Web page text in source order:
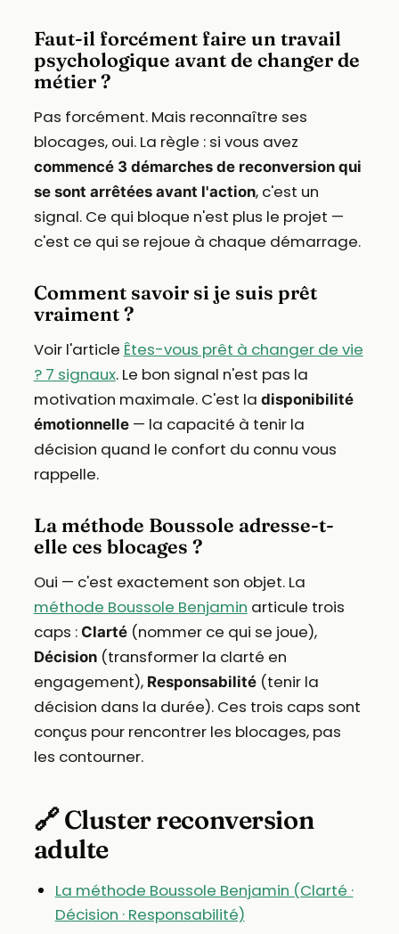
Faut-il forcément faire un travail
psychologique avant de changer de
métier ?
Pas forcément. Mais reconnaître ses
blocages, oui. La règle : si vous avez
commencé 3 démarches de reconversion qui
se sont arrêtées avant l'action, c'est un
signal. Ce qui bloque n'est plus le projet —
c'est ce qui se rejoue à chaque démarrage.
Comment savoir si je suis prêt
vraiment ?
Voir l'article Êtes-vous prêt à changer de vie
? 7 signaux. Le bon signal n'est pas la
motivation maximale. C'est la disponibilité
émotionnelle— la capacité à tenir la
décision quand le confort du connu vous
rappelle.
La méthode Boussole adresse-t-
elle ces blocages ?
Oui — c'est exactement son objet. La
méthode Boussole Benjamin articule trois
caps : Clarté(nommer ce qui se joue),
Décision(transformer la clarté en
engagement), Responsabilité(tenir la
décision dans la durée). Ces trois caps sont
conçus pour rencontrer les blocages, pas
les contourner.
🔗 Cluster reconversion
adulte
La méthode Boussole Benjamin (Clarté ·
Décision · Responsabilité)